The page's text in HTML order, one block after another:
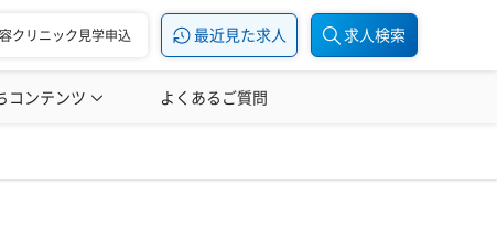
クリニック見学申込 最近見た求人 求人検索
コンテンツ
美容医療の転職お役立ち記事 美容医療辞典
よくあるご質問